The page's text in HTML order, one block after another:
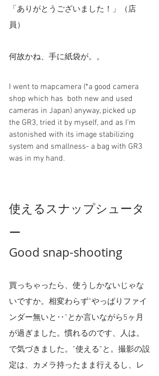
「ありがとうございました！」（店
員）
何故かね、手に紙袋が。。
I went to mapcamera (*a good camera
shop which has  both new and used
cameras in Japan) anyway, picked up
the GR3, tried it by myself, and as I’m
astonished with its image stabilizing
system and smallness- a bag with GR3
was in my hand.
使えるスナップシュータ
ー
Good snap-shooting
買っちゃったら、使うしかないじゃな
いですか。相変わらず”やっぱりファイ
ンダー無いと‥”とか言いながら5ヶ月
が過ぎました。慣れるのです、人は。
で気づきました。”使える”と。撮影の設
定は、カメラ持ったまま行えるし、レ